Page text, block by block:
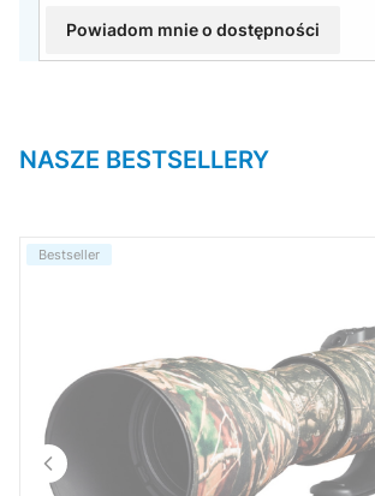
Powiadom mnie o dostępności
NASZE BESTSELLERY
Bestseller